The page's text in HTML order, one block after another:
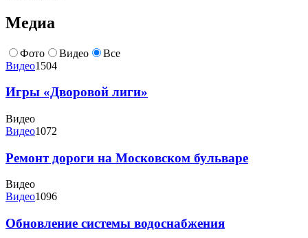
Медиа
Фото Видео
Все
Видео1504
Игры «Дворовой лиги»
Видео
Видео1072
Ремонт дороги на Московском бульваре
Видео
Видео1096
Обновление системы водоснабжения